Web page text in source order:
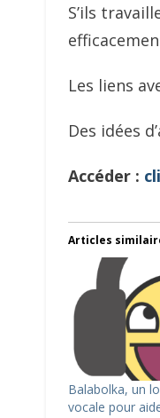
S’ils
Les liens
Des idées
Accéder :
Articles
Balabolka, un
vocale pour